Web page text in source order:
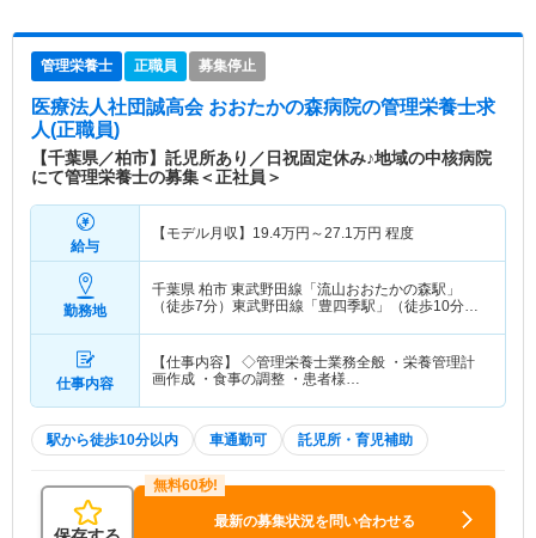
管理栄養士 正職員 募集停止
医療法人社団誠高会 おおたかの森病院の管理栄養士求
人(正職員)
【千葉県／柏市】託児所あり／日祝固定休み♪地域の中核病院
にて管理栄養士の募集＜正社員＞
給与
【モデル月収】 19.4万円～27.1万円 程度
勤務地
千葉県 柏市 東武野田線「流山おおたかの森駅」
（徒歩7分）東武野田線「豊四季駅」（徒歩10分）
仕事内容
【仕事内容】 ◇管理栄養士業務全般 ・栄養管理計
画作成 ・食事の調整 ・患者様…
駅から徒歩10分以内 車通勤可 託児所・育児補助
最新の募集状況を問い合わせる